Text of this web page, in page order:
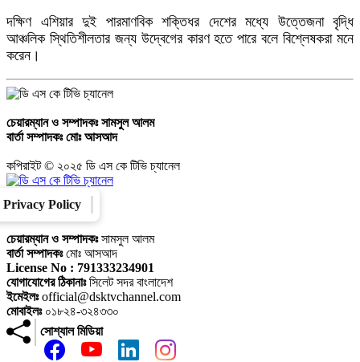
দক্ষিণ এশিয়ার দুই পারমাণবিক শক্তিধর দেশের মধ্যে উত্তেজনা বৃদ্ধি
আঞ্চলিক স্থিতিশীলতার জন্য উদ্বেগের কারণ হতে পারে বলে বিশ্লেষকরা মনে
করেন।
চেয়ারম্যান ও সম্পাদকঃসামসুল আলম
বার্তা সম্পাদকঃমোঃ আসআদ
কপিরাইট © ২০২৫ ডি এস কে টিভি চ্যানেল
Privacy Policy
চেয়ারম্যান ও সম্পাদকঃসামসুল আলম
বার্তা সম্পাদকঃমোঃ আসআদ
License No : 791333234901
যোগাযোগের ঠিকানাঃসিলেট সদর বাংলাদেশ
ইমেইলঃofficial@dsktvchannel.com
মোবাইলঃ০১৮২৪-৩২৪৩৩০
সোশ্যাল মিডিয়া